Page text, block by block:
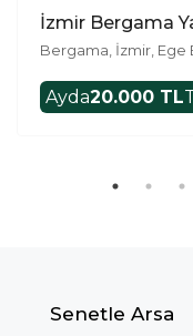
İzmir Bergama
Bergama, İzmir, Ege
Ayda20.000 TL
Senetle Arsa